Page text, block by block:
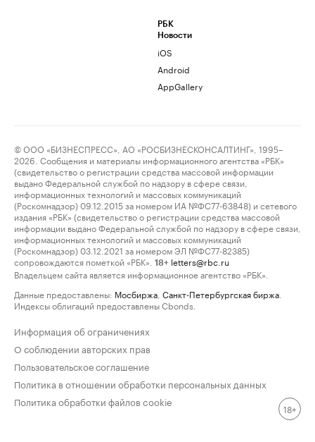
РБК
Новости
iOS
Android
AppGallery
© ООО «БИЗНЕСПРЕСС», АО «РОСБИЗНЕСКОНСАЛТИНГ», 1995–
2026. Сообщения и материалы информационного агентства «РБК»
(свидетельство о регистрации средства массовой информации
выдано Федеральной службой по надзору в сфере связи,
информационных технологий и массовых коммуникаций
(Роскомнадзор) 09.12.2015 за номером ИА №ФС77-63848) и сетевого
издания «РБК» (свидетельство о регистрации средства массовой
информации выдано Федеральной службой по надзору в сфере связи,
информационных технологий и массовых коммуникаций
(Роскомнадзор) 03.12.2021 за номером ЭЛ №ФС77-82385)
сопровождаются пометкой «РБК».
18+ letters@rbc.ru
Владельцем сайта является информационное агентство «РБК».
Данные предоставлены: Мосбиржа Санкт-Петербургская биржа
Индексы облигаций предоставлены Cbonds.
Информация об ограничениях
О соблюдении авторских прав
Пользовательское соглашение
Политика в отношении обработки персональных данных
Политика обработки файлов cookie
18+